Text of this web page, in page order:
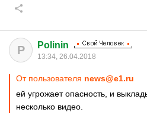
P Polinin
13:34, 26.04.2018
От пользователя news@e1.ru
ей угрожает опасность, и
несколько видео.